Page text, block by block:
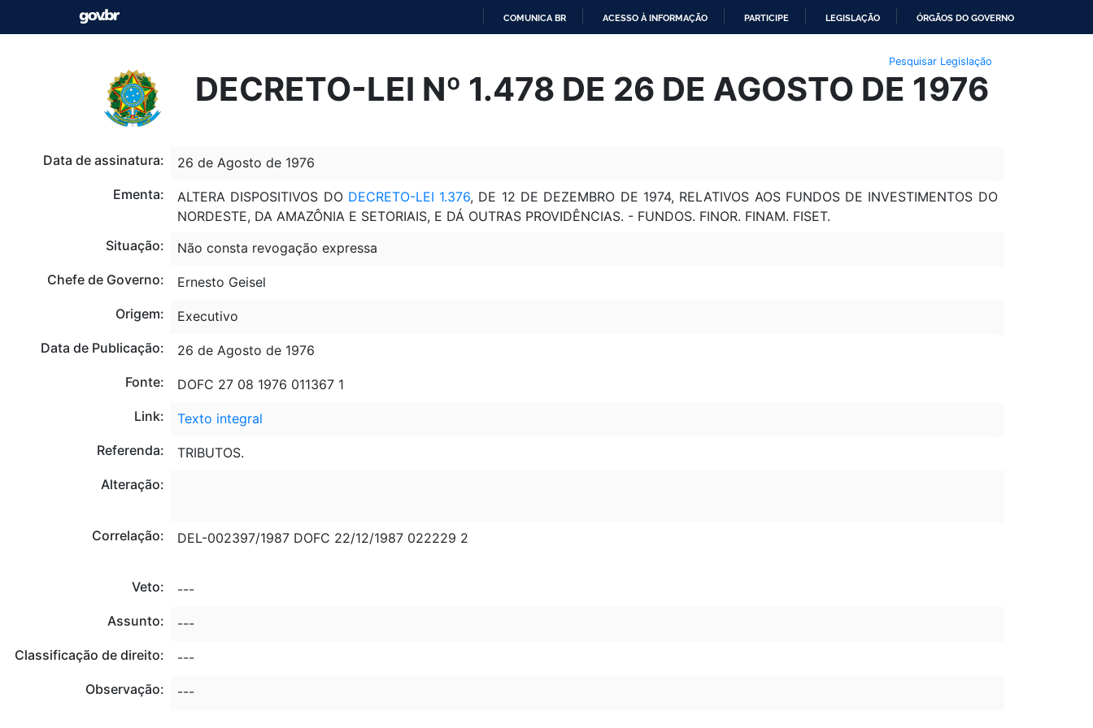
O
CONTEÚDO
COMUNICA BR ACESSO À INFORMAÇÃO PARTICIPE LEGISLAÇÃO ÓRGÃOS DO GOVERNO
Pesquisar Legislação
DECRETO-LEI Nº 1.478 DE 26 DE AGOSTO DE 1976
Data de assinatura:
26 de Agosto de 1976
Ementa:
ALTERA DISPOSITIVOS DO DECRETO-LEI 1.376, DE 12 DE DEZEMBRO DE 1974, RELATIVOS AOS FUNDOS DE INVESTIMENTOS DO
NORDESTE, DA AMAZÔNIA E SETORIAIS, E DÁ OUTRAS PROVIDÊNCIAS. - FUNDOS. FINOR. FINAM. FISET.
Situação:
Não consta revogação expressa
Chefe de Governo:
Ernesto Geisel
Origem:
Executivo
Data de Publicação:
26 de Agosto de 1976
Fonte:
DOFC 27 08 1976 011367 1
Link:
Texto integral
Referenda:
TRIBUTOS.
Alteração:
Correlação: DEL-002397/1987 DOFC 22/12/1987 022229 2
Veto:
---
Assunto:
---
Classificação de direito:
---
Observação:
---